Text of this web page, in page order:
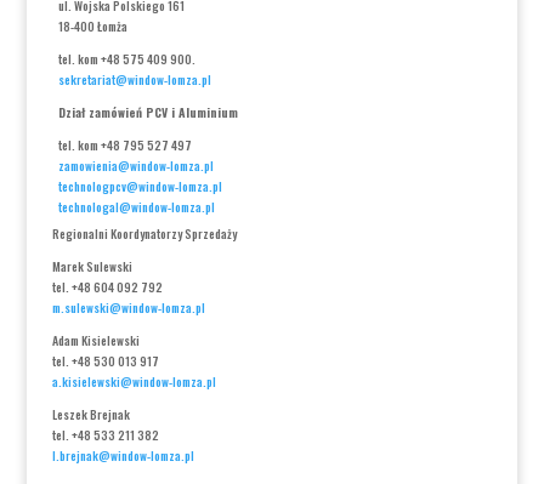
ul. Wojska Polskiego 161
18-400 Łomża
tel. kom +48 575 409 900.
sekretariat@window-lomza.pl
Dział zamówień PCV i Aluminium
tel. kom +48 795 527 497
zamowienia@window-lomza.pl
technologpcv@window-lomza.pl
technologal@window-lomza.pl
Regionalni Koordynatorzy Sprzedaży
Marek Sulewski
tel. +48 604 092 792
m.sulewski@window-lomza.pl
Adam Kisielewski
tel. +48 530 013 917
a.kisielewski@window-lomza.pl
Leszek Brejnak
tel. +48 533 211 382
l.brejnak@window-lomza.pl